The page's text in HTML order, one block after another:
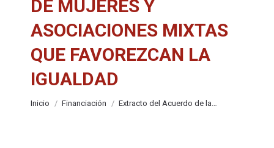
DE MUJERES Y
ASOCIACIONES MIXTAS
QUE FAVOREZCAN LA
IGUALDAD
Estás aquí:
Inicio Financiación Extracto del Acuerdo de la…